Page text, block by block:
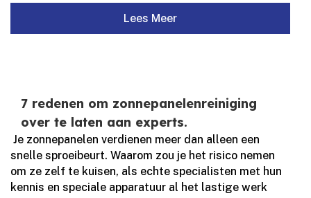
Lees Meer
7 redenen om zonnepanelenreiniging
over te laten aan experts.
​ Je zonnepanelen verdienen meer dan alleen een
snelle sproeibeurt.​ Waarom zou je het risico nemen
om ze zelf te kuisen, als echte specialisten met hun
kennis en speciale apparatuur al het lastige werk